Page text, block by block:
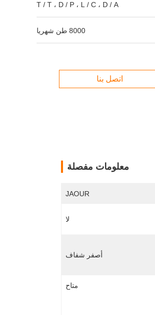
T / T ، D / P ، L / C ، D / A
8000 طن شهريا
اتصل بنا
معلومات مفصلة
JAOUR
لا
أصفر شفاف
متاح